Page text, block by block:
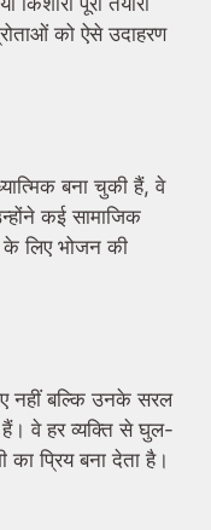
को ऐसे उदाहरण
बना चुकी हैं, वे
कई सामाजिक
के लिए भोजन की
नहीं बल्कि उनके सरल
वे हर व्यक्ति से घुल-
प्रिय बना देता है।